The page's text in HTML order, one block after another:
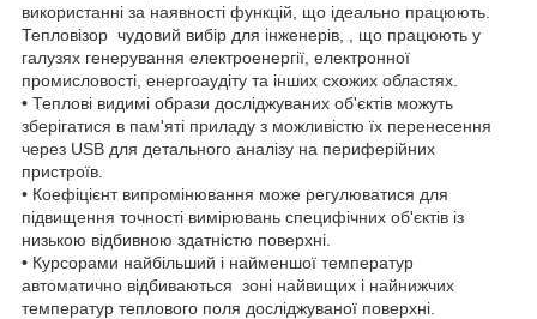
використанні за наявності функцій, що ідеально працюють.
Тепловізор чудовий вибір для інженерів, , що працюють у
галузях генерування електроенергії, електронної
промисловості, енергоаудіту та інших схожих областях.
• Теплові видимі образи досліджуваних об'єктів можуть
зберігатися в пам'яті приладу з можливістю їх перенесення
через USB для детального аналізу на периферійних
пристроїв.
• Коефіцієнт випромінювання може регулюватися для
підвищення точності вимірювань специфічних об'єктів із
низькою відбивною здатністю поверхні.
• Курсорами найбільший і найменшої температур
автоматично відбиваються зоні найвищих і найнижчих
температур теплового поля досліджуваної поверхні.